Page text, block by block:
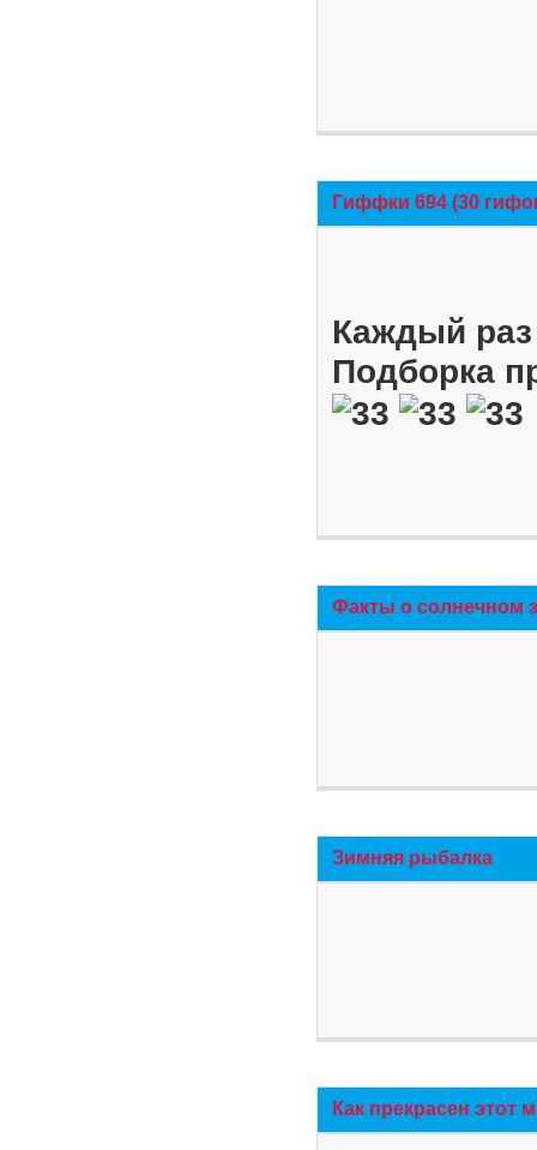
Гиффки 694 (30
Каждый
Подборка
Факты о солнечном
Зимняя рыбалка
Как прекрасен этот